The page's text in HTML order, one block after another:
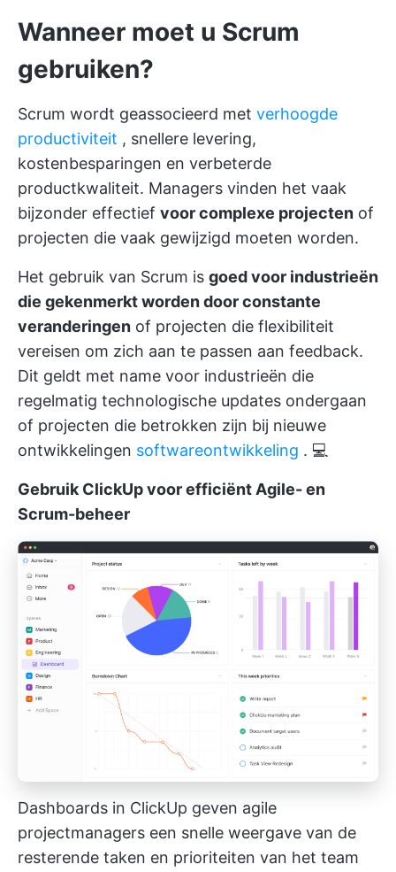
Wanneer moet u Scrum
gebruiken?
Scrum wordt geassocieerd met verhoogde
productiviteit , snellere levering,
kostenbesparingen en verbeterde
productkwaliteit. Managers vinden het vaak
bijzonder effectief voor complexe projecten of
projecten die vaak gewijzigd moeten worden.
Het gebruik van Scrum is goed voor industrieën
die gekenmerkt worden door constante
veranderingen of projecten die flexibiliteit
vereisen om zich aan te passen aan feedback.
Dit geldt met name voor industrieën die
regelmatig technologische updates ondergaan
of projecten die betrokken zijn bij nieuwe
ontwikkelingen softwareontwikkeling . 💻
Gebruik ClickUp voor efficiënt Agile- en
Scrum-beheer
Dashboards in ClickUp geven agile
projectmanagers een snelle weergave van de
resterende taken en prioriteiten van het team